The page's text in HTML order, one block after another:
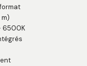
m)
6500K